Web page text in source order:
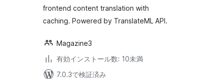
frontend content translation with
caching. Powered by TranslateML API.
Magazine3
有効インストール数: 10未満
7.0.3で検証済み